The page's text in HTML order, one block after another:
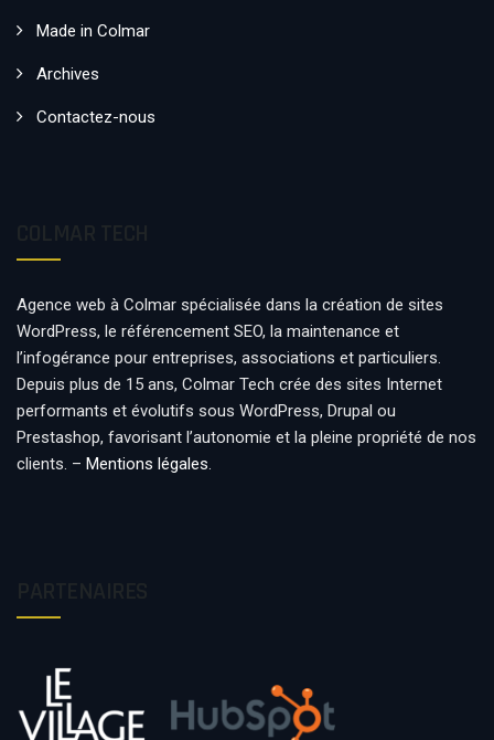
Made in Colmar
Archives
Contactez-nous
Agence web à Colmar spécialisée dans la création de sites
WordPress, le référencement SEO, la maintenance et
l’infogérance pour entreprises, associations et particuliers.
Depuis plus de 15 ans, Colmar Tech crée des sites Internet
performants et évolutifs sous WordPress, Drupal ou
Prestashop, favorisant l’autonomie et la pleine propriété de nos
clients. – Mentions légales.